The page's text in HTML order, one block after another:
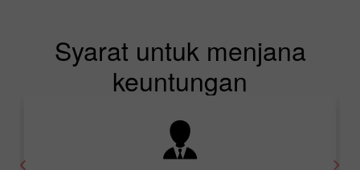
Syarat untuk menjana
keuntungan